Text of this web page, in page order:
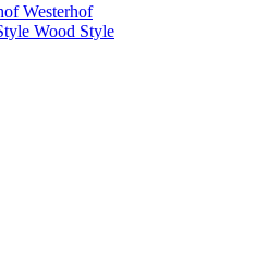
Westerhof
Wood Style